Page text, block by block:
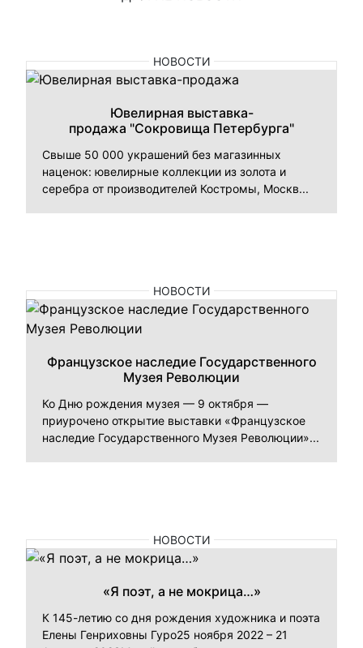
НОВОСТИ
Ювелирная выставка-
продажа "Сокровища Петербурга"
Свыше 50 000 украшений без магазинных
наценок: ювелирные коллекции из золота и
серебра от производителей Костромы, Москв...
НОВОСТИ
Французское наследие Государственного
Музея Революции
Ко Дню рождения музея — 9 октября —
приурочено открытие выставки «Французское
наследие Государственного Музея Революции»...
НОВОСТИ
«Я поэт, а не мокрица…»
К 145-летию со дня рождения художника и поэта
Елены Генриховны Гуро25 ноября 2022 – 21